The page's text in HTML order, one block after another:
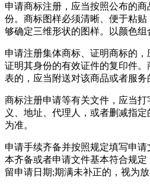
申请商标注册，应当按照公布的
份。商标图样必须清晰、便于粘
够确定三维形状的图样。以颜色
申请注册集体商标、证明商标的
证明其身份的有效证件的复印件
表的，应当附送对该商品或者服务
商标注册申请等有关文件，应当
义、地址、代理人，或者删减指
为准。
申请手续齐备并按照规定填写申
本齐备或者申请文件基本符合规
留申请日期;期满未补正的，视为